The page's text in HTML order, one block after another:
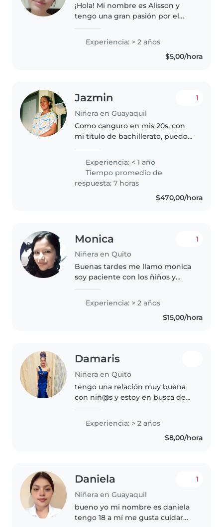
¡Hola! Mi nombre es Alisson y
tengo una gran pasión por el
años, he tenido la oportunidad
de cuidar a mis primos desde
que eran bebés, lo que me ha
Experiencia: > 2 años
$5,00/hora
Jazmin
Niñera en Guayaquil
1
Como canguro en mis 20s, con
mi título de bachillerato, puedo
experiencia previa, soy
responsable, divertido/a y
deportivo/a...
Experiencia: < 1 año
Tiempo promedio de
respuesta: 7 horas
$470,00/hora
Monica
Niñera en Quito
1
Buenas tardes me llamo monica
soy paciente con los ñiños y
hijos y los amo mucho yo se
jugar con los ñiños les canto lez
ago jugar bueno soy respetuosa..
Experiencia: > 2 años
$15,00/hora
Damaris
Niñera en Quito
tengo una relación muy buena
con niñ@s y estoy en busca de
en un empleo puertas adentro
como niñera y fue una
experiencia muy linda y desde
Experiencia: > 2 años
$8,00/hora
Daniela
Niñera en Guayaquil
1
bueno yo mi nombre es daniela
tengo 18 a mí me gusta cuidar